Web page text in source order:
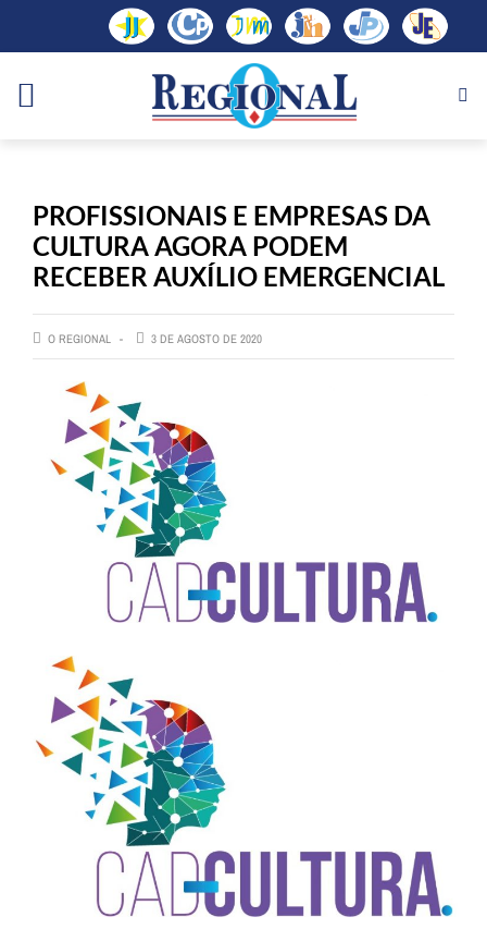
PROFISSIONAIS E EMPRESAS DA
CULTURA AGORA PODEM
RECEBER AUXÍLIO EMERGENCIAL
O REGIONAL 3 DE AGOSTO DE 2020